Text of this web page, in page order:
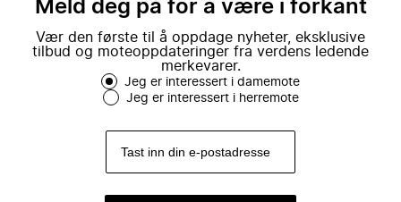
Meld deg på for å være i forkant
Vær den første til å oppdage nyheter, eksklusive
tilbud og moteoppdateringer fra verdens ledende
merkevarer.
Jeg er interessert i damemote
Jeg er interessert i herremote